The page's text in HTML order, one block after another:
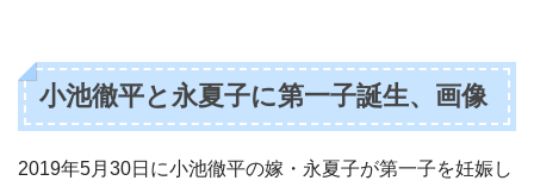
小池徹平と永夏子に第一子誕生、画像
2019年5月30日に小池徹平の嫁・永夏子が第一子を妊娠し